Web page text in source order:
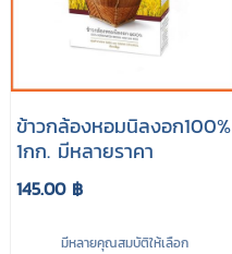
ข้าวกล้องหอมนิลงอก100%
1กก. มีหลายราคา
145.00 ฿
มีหลายคุณสมบัติให้เลือก